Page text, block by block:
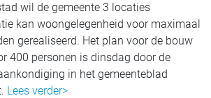
wil de gemeente 3 locaties
kan woongelegenheid voor maximaal
gerealiseerd. Het plan voor de bouw
400 personen is dinsdag door de
in het gemeenteblad
Lees verder>